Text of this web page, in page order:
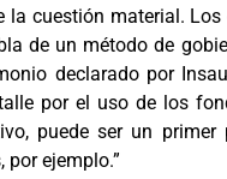
la cuestión material.
de un método de
declarado por
por el uso de los
puede ser un
ejemplo.”